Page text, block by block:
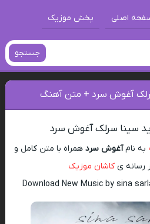
اصلی پخش موزیک
جستجو
آغوش سرد + متن آهنگ
سینا سرلک آغوش سرد
به نامآغوش سرد همراه با متن کامل و
کاشان موزیک
Download New Music by sina